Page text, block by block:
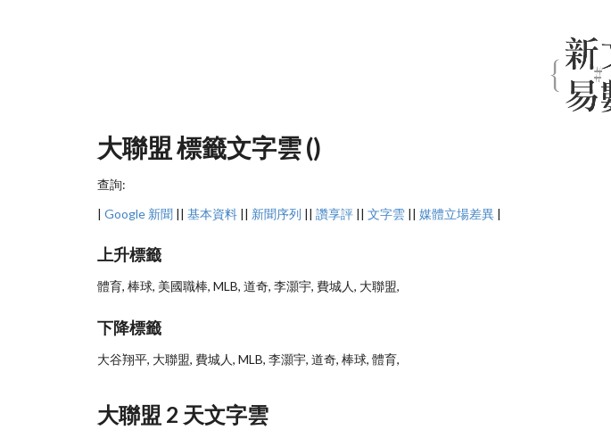
大聯盟 標籤文字雲 ()
查詢:
| Google 新聞|| 基本資料|| 新聞序列 || 讚享評|| 文字雲|| 媒體立場差異|
上升標籤
體育, 棒球, 美國職棒, MLB, 道奇, 李灝宇, 費城人, 大聯盟,
下降標籤
大谷翔平, 大聯盟, 費城人, MLB, 李灝宇, 道奇, 棒球, 體育,
大聯盟 2 天文字雲